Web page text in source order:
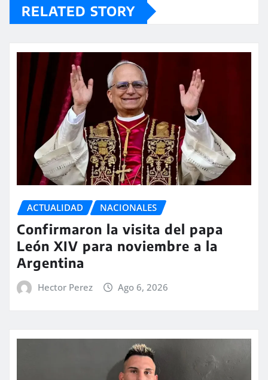
RELATED STORY
ACTUALIDAD NACIONALES
Confirmaron la visita del papa
León XIV para noviembre a la
Argentina
Hector Perez Ago 6, 2026